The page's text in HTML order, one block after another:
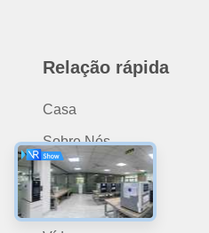
Relação rápida
Casa
Sobre Nós
Produtos
Aplicação